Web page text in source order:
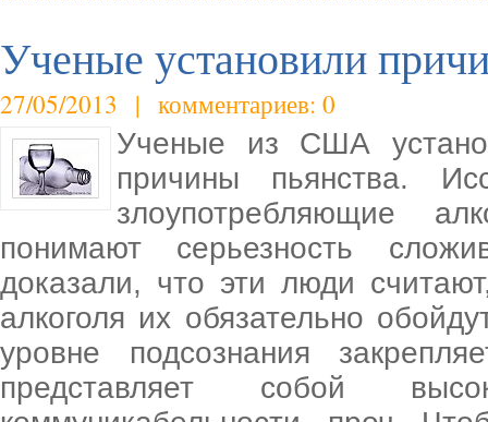
Ученые установили
27/05/2013 | комментариев: 0
Ученые из США
причины пьянства.
злоупотребляющие
понимают серьезность
доказали, что эти люди
алкоголя их обязательно
уровне подсознания
представляет собой